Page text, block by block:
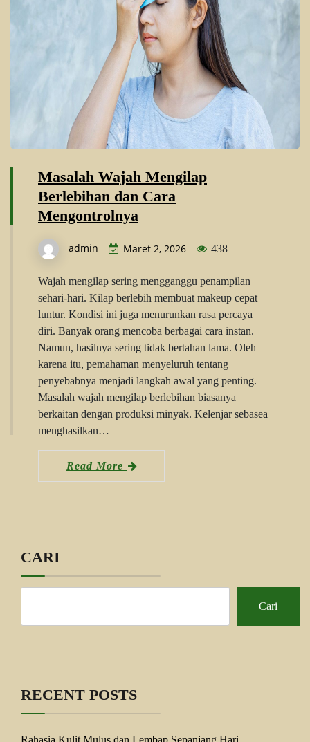
Masalah Wajah Mengilap
Berlebihan dan Cara
Mengontrolnya
admin Maret 2, 2026 438
Wajah mengilap sering mengganggu penampilan
sehari-hari. Kilap berlebih membuat makeup cepat
luntur. Kondisi ini juga menurunkan rasa percaya
diri. Banyak orang mencoba berbagai cara instan.
Namun, hasilnya sering tidak bertahan lama. Oleh
karena itu, pemahaman menyeluruh tentang
penyebabnya menjadi langkah awal yang penting.
Masalah wajah mengilap berlebihan biasanya
berkaitan dengan produksi minyak. Kelenjar sebasea
menghasilkan…
Read More
CARI
Cari
RECENT POSTS